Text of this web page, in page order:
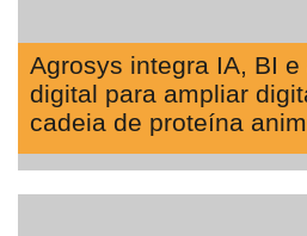
Agrosys integra IA, BI
digital para ampliar
cadeia de proteína